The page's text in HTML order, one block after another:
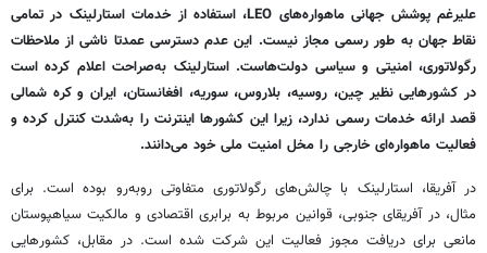
علیرغم پوشش جهانی ماهواره‌های LEO، استفاده از خدمات استارلینک در تمامی
نقاط جهان به طور رسمی مجاز نیست. این عدم دسترسی عمدتا ناشی از ملاحظات
رگولاتوری، امنیتی و سیاسی دولت‌هاست. استارلینک به‌صراحت اعلام کرده است
در کشورهایی نظیر چین، روسیه، بلاروس، سوریه، افغانستان، ایران و کره شمالی
قصد ارائه خدمات رسمی ندارد، زیرا این کشورها اینترنت را به‌شدت کنترل کرده و
فعالیت ماهواره‌ای خارجی را مخل امنیت ملی خود می‌دانند.
در آفریقا، استارلینک با چالش‌های رگولاتوری متفاوتی روبه‌رو بوده است. برای
مثال، در آفریقای جنوبی، قوانین مربوط به برابری اقتصادی و مالکیت سیاهپوستان
مانعی برای دریافت مجوز فعالیت این شرکت شده است. در مقابل، کشورهایی